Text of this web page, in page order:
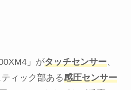
」がタッチセンサー、
ティック部ある感圧センサー